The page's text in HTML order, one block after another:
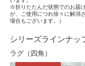
※折りたたんだ状態でのお届
が、ご使用につれ徐々に解消
場合もございます。）
シリーズラインナッ
ラグ（四角）